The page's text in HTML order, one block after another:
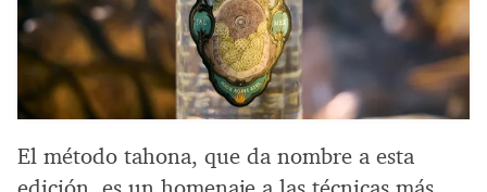
El método tahona, que da nombre a esta